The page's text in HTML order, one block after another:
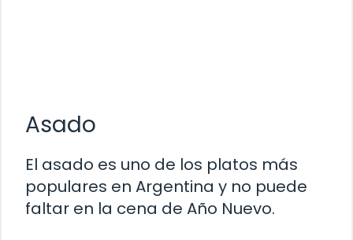
Asado
El asado es uno de los platos más
populares en Argentina y no puede
faltar en la cena de Año Nuevo.